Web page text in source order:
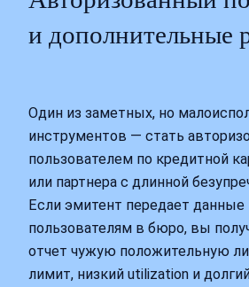
и дополнительные
Один из заметных, но
инструментов — стать
пользователем по кредитной
или партнера с длинной
Если эмитент передает данные
пользователям в бюро, вы
отчет чужую положительную
лимит, низкий utilization и